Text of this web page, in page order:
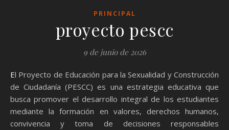
PRINCIPAL
proyecto pescc
9 de junio de 2026
El Proyecto de Educación para la Sexualidad y Construcción
de Ciudadanía (PESCC) es una estrategia educativa que
busca promover el desarrollo integral de los estudiantes
mediante la formación en valores, derechos humanos,
convivencia y toma de decisiones responsables